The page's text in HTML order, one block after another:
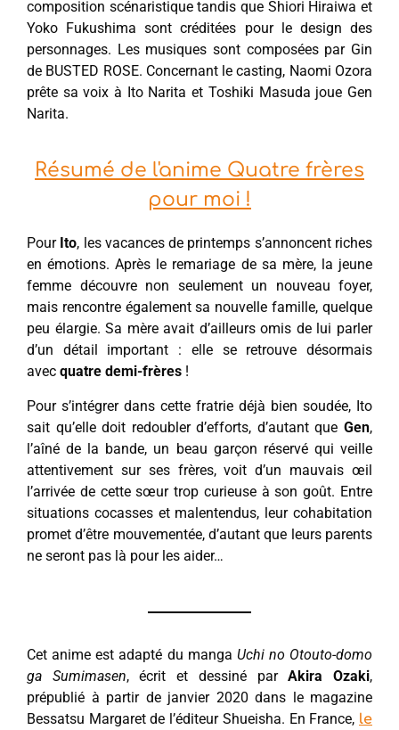
composition scénaristique tandis que Shiori Hiraiwa et
Yoko Fukushima sont créditées pour le design des
personnages. Les musiques sont composées par Gin
de BUSTED ROSE. Concernant le casting, Naomi Ozora
prête sa voix à Ito Narita et Toshiki Masuda joue Gen
Narita.
Résumé de l'anime Quatre frères
pour moi !
Pour Ito, les vacances de printemps s’annoncent riches
en émotions. Après le remariage de sa mère, la jeune
femme découvre non seulement un nouveau foyer,
mais rencontre également sa nouvelle famille, quelque
peu élargie. Sa mère avait d’ailleurs omis de lui parler
d’un détail important : elle se retrouve désormais
avec quatre demi-frères !
Pour s’intégrer dans cette fratrie déjà bien soudée, Ito
sait qu’elle doit redoubler d’efforts, d’autant que Gen,
l’aîné de la bande, un beau garçon réservé qui veille
attentivement sur ses frères, voit d’un mauvais œil
l’arrivée de cette sœur trop curieuse à son goût. Entre
situations cocasses et malentendus, leur cohabitation
promet d’être mouvementée, d’autant que leurs parents
ne seront pas là pour les aider…
Cet anime est adapté du manga Uchi no Otouto-domo
ga Sumimasen, écrit et dessiné parAkira Ozaki,
prépublié à partir de janvier 2020 dans le magazine
Bessatsu Margaret de l’éditeur Shueisha. En France, le